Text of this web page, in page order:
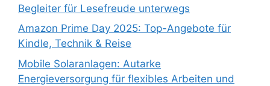
Begleiter für Lesefreude unterwegs
Amazon Prime Day 2025: Top-Angebote für
Kindle, Technik & Reise
Mobile Solaranlagen: Autarke
Energieversorgung für flexibles Arbeiten und